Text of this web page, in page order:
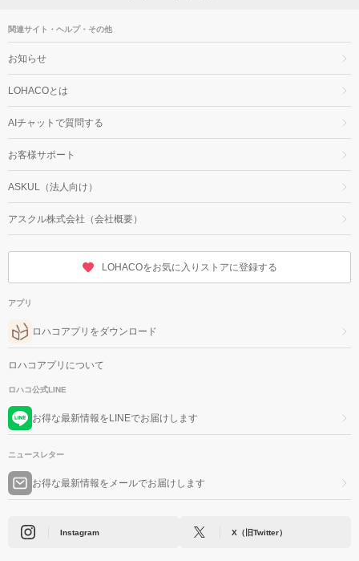
関連サイト・ヘルプ・その他
お知らせ
LOHACOとは
AIチャットで質問する
お客様サポート
ASKUL（法人向け）
アスクル株式会社（会社概要）
LOHACOをお気に入りストアに登録する
アプリ
ロハコアプリをダウンロード
ロハコアプリについて
ロハコ公式LINE
お得な最新情報をLINEでお届けします
ニュースレター
お得な最新情報をメールでお届けします
Instagram X（旧Twitter）